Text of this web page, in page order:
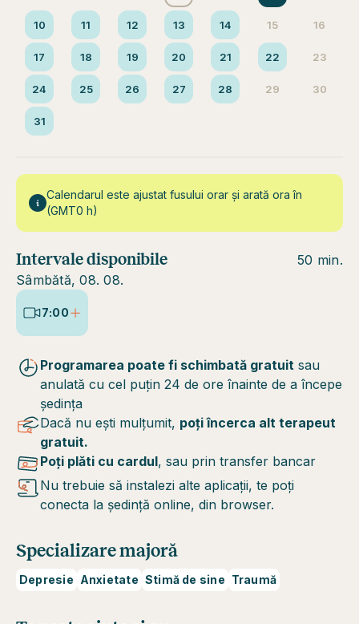
10 11 12 13 14 15 16
17 18 19 20 21 22 23
24 25 26 27 28 29 30
31
Calendarul este ajustat fusului orar și arată ora în
(GMT0 h)
Intervale disponibile
Sâmbătă, 08. 08.
50 min.
7:00
Programarea poate fi schimbată gratuit sau
anulată cu cel puțin 24 de ore înainte de a începe
ședința
Dacă nu ești mulțumit, poți încerca alt terapeut
gratuit.
Poți plăti cu cardul, sau prin transfer bancar
Nu trebuie să instalezi alte aplicații, te poți
conecta la ședință online, din browser.
Specializare majoră
Depresie Anxietate Stimă de sine Traumă